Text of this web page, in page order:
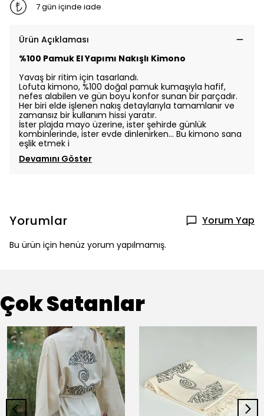
7 gün içinde iade
Ürün Açıklaması
%100 Pamuk El Yapımı Nakışlı Kimono
Yavaş bir ritim için tasarlandı.
Lofuta kimono, %100 doğal pamuk kumaşıyla hafif,
nefes alabilen ve gün boyu konfor sunan bir parçadır.
Her biri elde işlenen nakış detaylarıyla tamamlanır ve
zamansız bir kullanım hissi yaratır.
İster plajda mayo üzerine, ister şehirde günlük
kombinlerinde, ister evde dinlenirken… Bu kimono sana
eşlik etmek i
Devamını Göster
Yorumlar Yorum Yap
Bu ürün için henüz yorum yapılmamış.
Çok Satanlar